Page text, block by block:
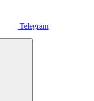
Telegram